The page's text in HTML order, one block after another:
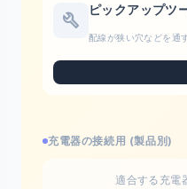
build ピックアップツ
配線が狭い穴などを通
充電器の接続用 (製品別)
適合する充電